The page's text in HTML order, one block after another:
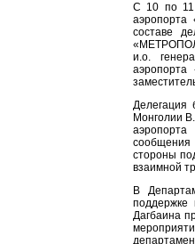
С 10 по 11
составе
и.о.
аэропорта
Монголии
стороны
взаимной
В
поддержке
Дагбаина